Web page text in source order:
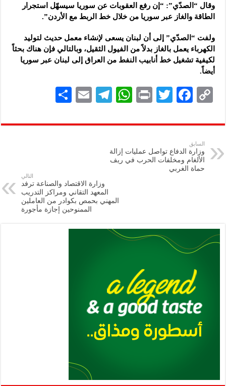
وقال “الصدّي”: “إن رفع العقوبات عن سوريا سيسهّل استجرار
الطاقة والغاز عبر سوريا من خلال خط الربط مع الأردن”.
ولفت “الصدّي” إلى أن لبنان يسعى لإنشاء معمل حديث لتوليد
الكهرباء يعمل بالغاز بدلاً من الفيول الثقيل، وبالتالي فإن هناك بحثاً
لكيفية تشغيل خط أنابيب النفط من العراق إلى لبنان عبر سوريا
أيضاً.
C
p
y
Li
n
F
eb
k
T
tt
P
nt
W
at
A
p
Te
gr
E
ai
ar
السابق
وزارة الدفاع تواصل عمليات إزالة
الألغام ومخلفات الحرب في ريف
حماة الغربي
التالي
وزارة الاقتصاد والصناعة ترفد
المعهد التقاني ومراكز التدريب
المهني بحمص بكوادر من العاملين
الممنوحين إجازة مأجورة